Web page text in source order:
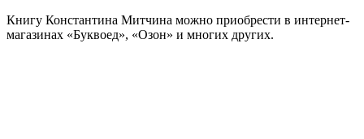
Книгу Константина Митчина можно приобрести в интернет-
магазинах «Буквоед», «Озон» и многих других.